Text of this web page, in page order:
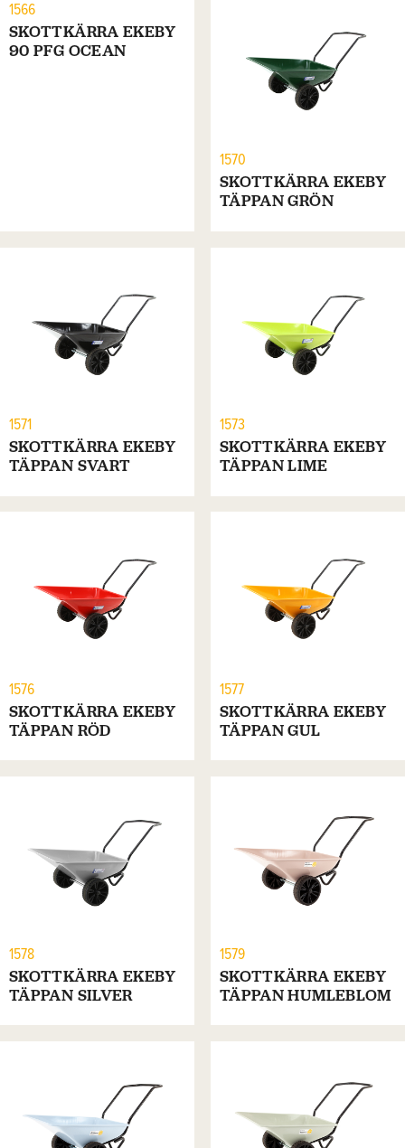
1566
SKOTTKÄRRA EKEBY
90 PFG OCEAN
1570
SKOTTKÄRRA EKEBY
TÄPPAN GRÖN
1571
SKOTTKÄRRA EKEBY
TÄPPAN SVART
1573
SKOTTKÄRRA EKEBY
TÄPPAN LIME
1576
SKOTTKÄRRA EKEBY
TÄPPAN RÖD
1577
SKOTTKÄRRA EKEBY
TÄPPAN GUL
1578
SKOTTKÄRRA EKEBY
TÄPPAN SILVER
1579
SKOTTKÄRRA EKEBY
TÄPPAN HUMLEBLOM